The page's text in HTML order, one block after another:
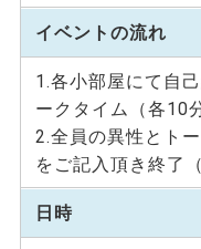
イベントの流れ
1.各小部屋にて自
ークタイム（各10
2.全員の異性とト
をご記入頂き終了
日時